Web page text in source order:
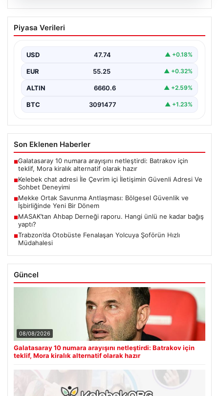
Kelebek chat adresi İle Çevrim içi
İletişimin Güvenli Adresi Ve Sohbet
Sanal çağında bireylerin kaliteli bir tarzda irtibat kurması
Piyasa Verileri
USD 47.74 ▲ +0.18%
EUR 55.25 ▲ +0.32%
ALTIN 6660.6 ▲ +2.59%
BTC 3091477 ▲ +1.23%
Son Eklenen Haberler
■Galatasaray 10 numara arayışını netleştirdi: Batrakov için
teklif, Mora kiralık alternatif olarak hazır
■Kelebek chat adresi İle Çevrim içi İletişimin Güvenli Adresi Ve
Sohbet Deneyimi
■Mekke Ortak Savunma Antlaşması: Bölgesel Güvenlik ve
İşbirliğinde Yeni Bir Dönem
■MASAK’tan Ahbap Derneği raporu. Hangi ünlü ne kadar bağış
yaptı?
■Trabzon’da Otobüste Fenalaşan Yolcuya Şoförün Hızlı
Müdahalesi
Güncel
08/08/2026
Galatasaray 10 numara arayışını netleştirdi: Batrakov için
teklif, Mora kiralık alternatif olarak hazır